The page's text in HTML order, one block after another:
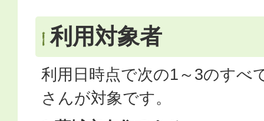
利用対象者
利用日時点で次の1～3のすべ
さんが対象です。